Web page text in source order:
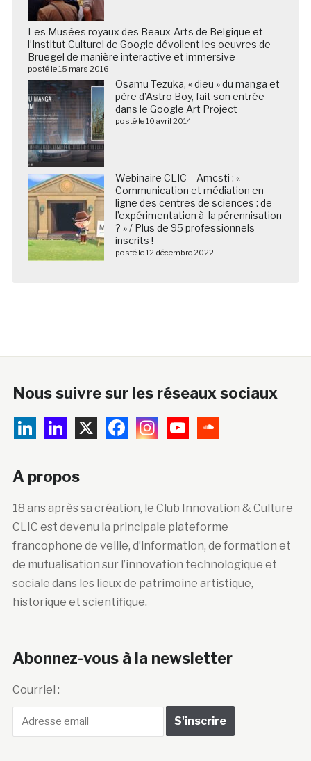
Les Musées royaux des Beaux-Arts de Belgique et
l’Institut Culturel de Google dévoilent les oeuvres de
Bruegel de manière interactive et immersive
posté le 15 mars 2016
Osamu Tezuka, « dieu » du manga et
père d’Astro Boy, fait son entrée
dans le Google Art Project
posté le 10 avril 2014
Webinaire CLIC – Amcsti : «
Communication et médiation en
ligne des centres de sciences : de
l’expérimentation à la pérennisation
? » / Plus de 95 professionnels
inscrits !
posté le 12 décembre 2022
Nous suivre sur les réseaux sociaux
A propos
18 ans après sa création, le Club Innovation & Culture
CLIC est devenu la principale plateforme
francophone de veille, d’information, de formation et
de mutualisation sur l’innovation technologique et
sociale dans les lieux de patrimoine artistique,
historique et scientifique.
Abonnez-vous à la newsletter
Courriel :